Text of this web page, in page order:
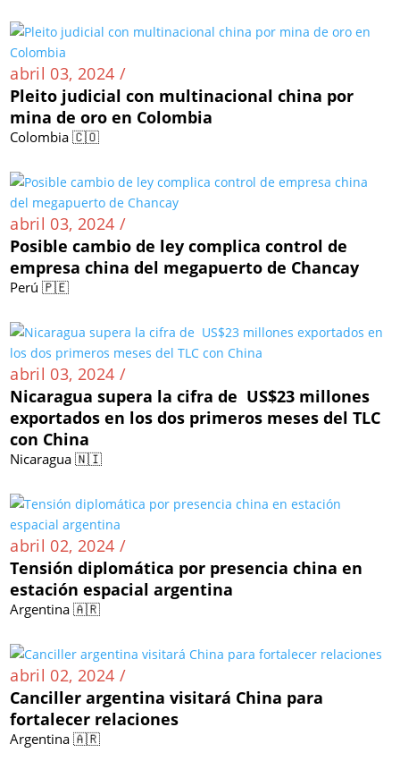
abril 03, 2024 /
Pleito judicial con multinacional china por
mina de oro en Colombia
Colombia 🇨🇴
abril 03, 2024 /
Posible cambio de ley complica control de
empresa china del megapuerto de Chancay
Perú 🇵🇪
abril 03, 2024 /
Nicaragua supera la cifra de US$23 millones
exportados en los dos primeros meses del TLC
con China
Nicaragua 🇳🇮
abril 02, 2024 /
Tensión diplomática por presencia china en
estación espacial argentina
Argentina 🇦🇷
abril 02, 2024 /
Canciller argentina visitará China para
fortalecer relaciones
Argentina 🇦🇷